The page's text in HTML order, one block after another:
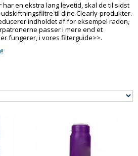
en ekstra lang levetid, skal de til sidst
til dine Clearly-produkter.
indholdet af for eksempel radon,
passer i mere end et
fungerer, i vores filterguide>>.